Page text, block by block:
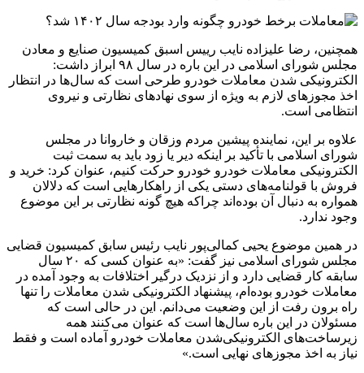
همچنین، رضا علیزاده نایب رییس اسبق کمیسیون صنایع و معادن
مجلس شورای اسلامی در این باره در سال ۹۸ ابراز داشت:
الکترونیکی شدن معاملات خودرو طرحی است که سال‌ها در انتظار
اخذ مجوزهای لازم به ویژه از سوی نهادهای نظارتی و نیروی
انتظامی است.
علاوه بر این، نماینده پیشین مردم وزقان و خاروانا در مجلس
شورای اسلامی با تأکید بر اینکه دیر یا زود باید به سمت ثبت
الکترونیکی معاملات خودرو خودرو حرکت کنیم، عنوان کرد: خرید و
فروش با قولنامه‌های دستی یکی از راهکارهایی است که دلالان
همواره به دنبال آن بوده‌اند چراکه هیچ گونه نظارتی بر این موضوع
وجود ندارد.
در همین موضوع یحیی کمالی‌پور نایب رئیس سابق کمیسیون قضایی
مجلس شورای اسلامی نیز گفت: «به عنوان کسی که ۲۰ سال
سابقه کار قضایی دارد و از نزدیک درگیر اختلافات به وجود آمده در
معاملات خودرو بوده‌ام، پیشنهاد الکترونیکی شدن معاملات را تنها
راه برون رفت از این وضعیت می‌دانم. این در حالی است که
مسئولان در این باره سال‌ها است که عنوان می‌کنند همه
زیرساخت‌های الکترونیکی‌شدن معاملات خودرو آماده است و فقط
نیاز به اخذ مجوزهای نهایی است.»